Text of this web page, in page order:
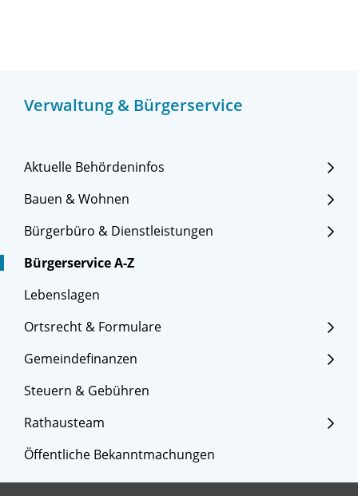
Verwaltung & Bürgerservice
Aktuelle Behördeninfos
Bauen & Wohnen
Bürgerbüro & Dienstleistungen
Bürgerservice A-Z
Lebenslagen
Ortsrecht & Formulare
Gemeindefinanzen
Steuern & Gebühren
Rathausteam
Öffentliche Bekanntmachungen